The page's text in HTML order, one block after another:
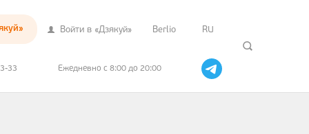
Войти в «Дзякуй» Berlio RU
33 Ежедневно с 8:00 до 20:00